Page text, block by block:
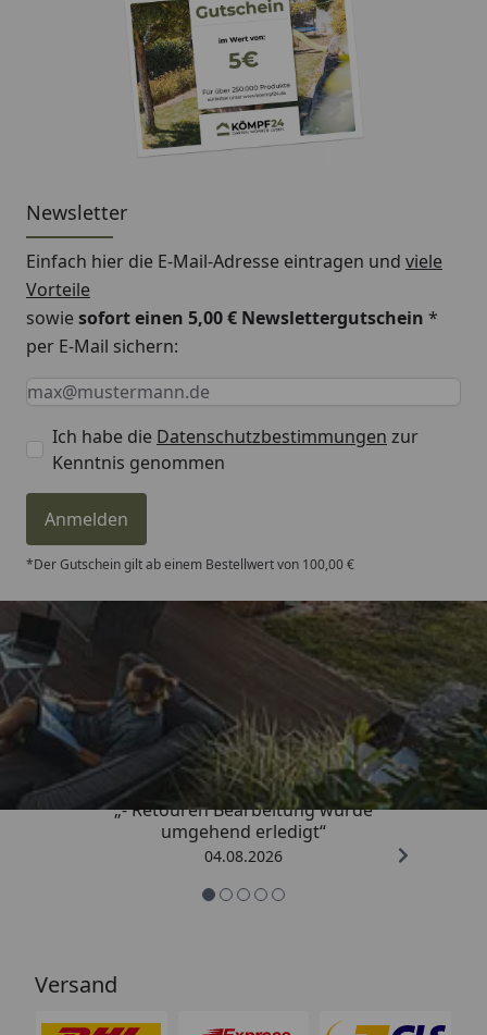
Newsletter
Einfach hier die E-Mail-Adresse eintragen und viele
Vorteile
sowiesofort einen 5,00 € Newslettergutschein *
per E-Mail sichern:
Keine Eingabe erforderlich
Eingabe erforderlich
E-Mail *
Ich habe die Datenschutzbestimmungen zur
Kenntnis genommen
Anmelden
*Der Gutschein gilt ab einem Bestellwert von 100,00 €
Trusted Shops
4,81/ 5
„- Retouren Bearbeitung wurde
umgehend erledigt“
04.08.2026
Versand